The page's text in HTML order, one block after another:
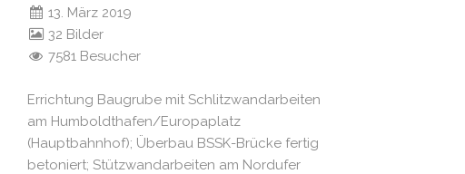
13. März 2019
32 Bilder
7581 Besucher
Errichtung Baugrube mit Schlitzwandarbeiten
am Humboldthafen/Europaplatz
(Hauptbahnhof); Überbau BSSK-Brücke fertig
betoniert; Stützwandarbeiten am Nordufer